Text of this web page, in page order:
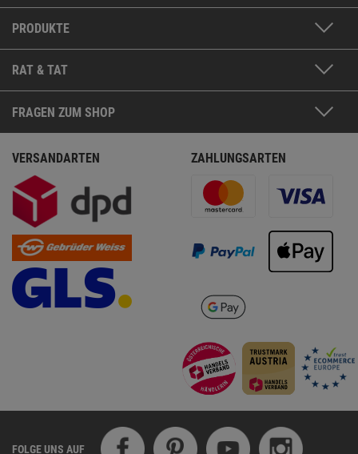
PRODUKTE
RAT & TAT
FRAGEN ZUM SHOP
VERSANDARTEN ZAHLUNGSARTEN
FOLGE UNS AUF